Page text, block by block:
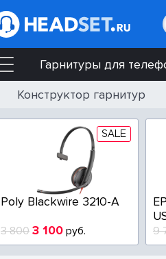
Гарнитуры для
Конструктор гарнитур
SALE
Poly Blackwire 3210-A
3 800 3 100 руб. 9